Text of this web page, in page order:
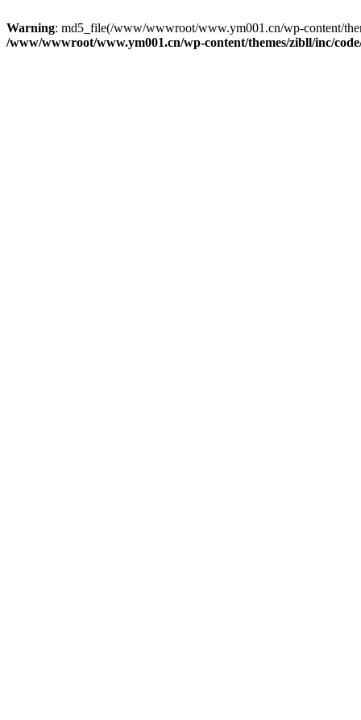
Warning: md5_file(/www/wwwroot/www.ym001.cn/wp-content/
/www/wwwroot/www.ym001.cn/wp-content/themes/zibll/inc/